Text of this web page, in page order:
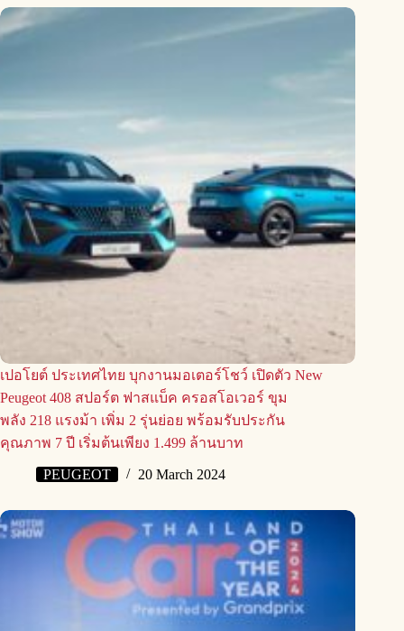
เปอโยต์ ประเทศไทย บุกงานมอเตอร์โชว์ เปิดตัว New
Peugeot 408 สปอร์ต ฟาสแบ็ค ครอสโอเวอร์ ขุม
พลัง 218 แรงม้า เพิ่ม 2 รุ่นย่อย พร้อมรับประกัน
คุณภาพ 7 ปี เริ่มต้นเพียง 1.499 ล้านบาท
PEUGEOT 20 March 2024